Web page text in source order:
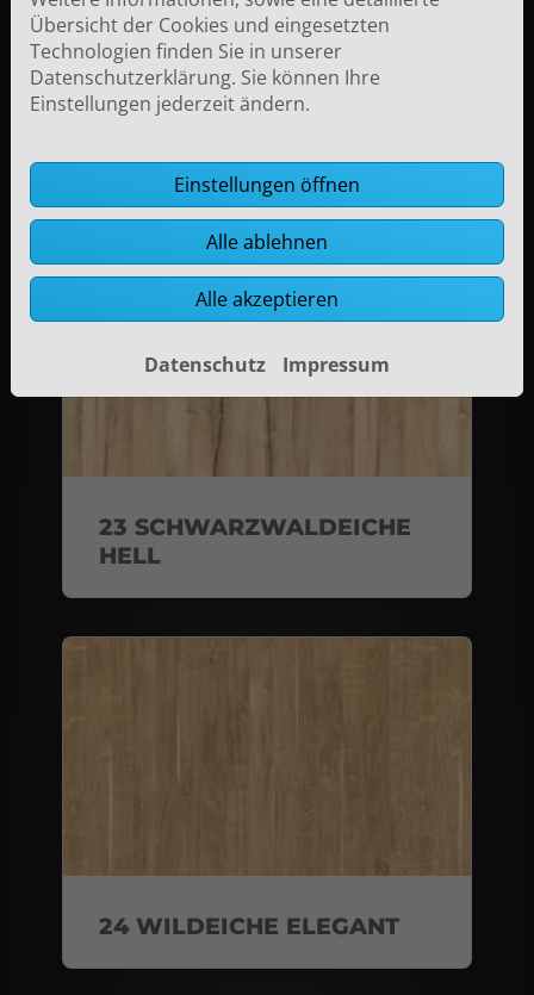
22 ARAGON GRAU
23 SCHWARZWALDEICHE
HELL
24 WILDEICHE ELEGANT
Übersicht der Cookies und eingesetzten
Technologien finden Sie in unserer
Datenschutzerklärung. Sie können Ihre
Einstellungen jederzeit ändern.
Einstellungen öffnen
Alle ablehnen
Alle akzeptieren
Datenschutz Impressum